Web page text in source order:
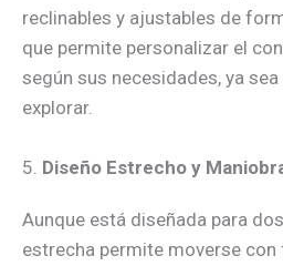
reclinables y ajustables de
que permite personalizar el
según sus necesidades, ya
explorar.
5. Diseño Estrecho y
Aunque está diseñada para
estrecha permite moverse